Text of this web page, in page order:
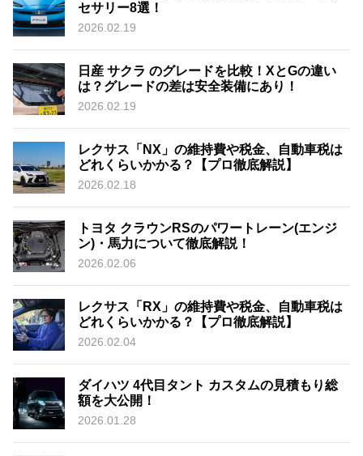
セサリー8選！
2026.02.19
日産 サクラ のグレードを比較！XとGの違い
は？グレードの差は安全装備にあり！
2026.02.19
レクサス「NX」の維持費や税金、自動車税は
どれくらいかかる？【プロ徹底解説】
2026.02.18
トヨタ クラウンRSのパワートレーン(エンジ
ン)・馬力について徹底解説！
2026.02.06
レクサス「RX」の維持費や税金、自動車税は
どれくらいかかる？【プロ徹底解説】
2026.02.04
ダイハツ 4代目タント カスタムの見積もり総
額を大公開！
2026.01.28